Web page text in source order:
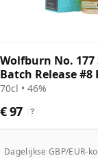
Wolfburn No. 177
Batch Release
Single Mal
70cl • 46%
€ 97 ?
Dagelijkse GBP/EUR-